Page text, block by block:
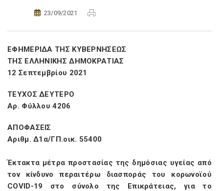
23/09/2021
ΕΦΗΜΕΡΙΔΑ ΤΗΣ ΚΥΒΕΡΝΗΣΕΩΣ
ΤΗΣ ΕΛΛΗΝΙΚΗΣ ΔΗΜΟΚΡΑΤΙΑΣ
12 Σεπτεμβρίου 2021
ΤΕΥΧΟΣ ΔΕΥΤΕΡΟ
Αρ. Φύλλου 4206
ΑΠΟΦΑΣΕΙΣ
Αριθμ. Δ1α/ΓΠ.οικ. 55400
Έκτακτα μέτρα προστασίας της δημόσιας υγείας από
τον κίνδυνο περαιτέρω διασποράς του κορωνοϊού
COVID-19 στο σύνολο της Επικράτειας, για το